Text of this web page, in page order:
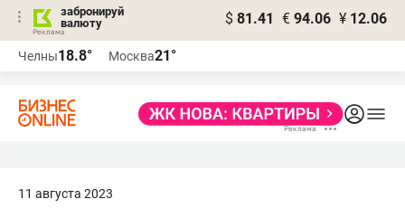
забронируй
валюту
$ 81.41 € 94.06 ¥ 12.06
Челны18.8° Москва21°
11 августа 2023